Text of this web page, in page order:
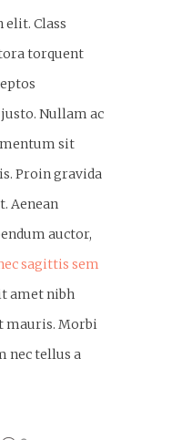
elit. Class
torquent
Nullam ac
sit
Proin gravida
Aenean
auctor,
sagittis sem
amet nibh
mauris. Morbi
nec tellus a